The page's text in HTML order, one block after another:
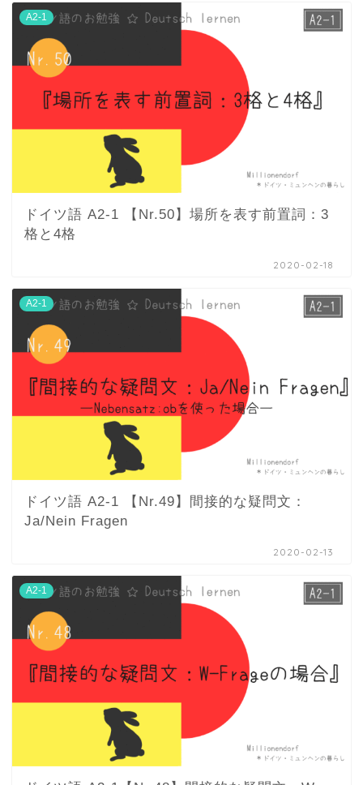
A2-1
ドイツ語 A2-1 【Nr.50】場所を表す前置詞：3
格と4格
2020-02-18
A2-1
ドイツ語 A2-1 【Nr.49】間接的な疑問文：
Ja/Nein Fragen
2020-02-13
A2-1